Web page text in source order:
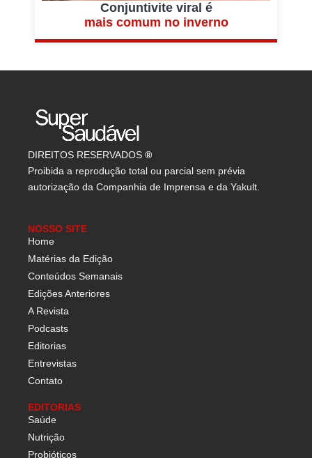
Conjuntivite viral é
mais comum no inverno
DIREITOS RESERVADOS ®
Proibida a reprodução total ou parcial sem prévia
autorização da Companhia de Imprensa e da Yakult.
NOSSO SITE
Home
Matérias da Edição
Conteúdos Semanais
Edições Anteriores
A Revista
Podcasts
Editorias
Entrevistas
Contato
EDITORIAS
Saúde
Nutrição
Probióticos